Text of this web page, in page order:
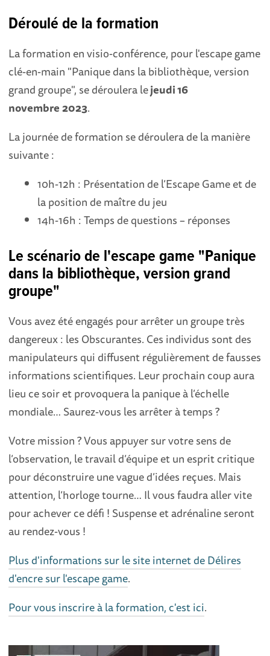
Déroulé de la formation
La formation en visio-conférence, pour l'escape game
clé-en-main "Panique dans la bibliothèque, version
grand groupe", se déroulera lejeudi 16
novembre2023.
La journée de formation se déroulera de la manière
suivante :
10h-12h : Présentation de l’Escape Game et de
la position de maître du jeu
14h-16h : Temps de questions – réponses
Le scénario de l'escape game "Panique
dans la bibliothèque, version grand
groupe"
Vous avez été engagés pour arrêter un groupe très
dangereux : les Obscurantes. Ces individus sont des
manipulateurs qui diffusent régulièrement de fausses
informations scientifiques. Leur prochain coup aura
lieu ce soir et provoquera la panique à l’échelle
mondiale… Saurez-vous les arrêter à temps ?
Votre mission ? Vous appuyer sur votre sens de
l’observation, le travail d’équipe et un esprit critique
pour déconstruire une vague d’idées reçues. Mais
attention, l’horloge tourne… Il vous faudra aller vite
pour achever ce défi ! Suspense et adrénaline seront
au rendez-vous !
Plus d'informations sur le site internet de Délires
d'encre sur l'escape game.
Pour vous inscrire à la formation, c'est ici.